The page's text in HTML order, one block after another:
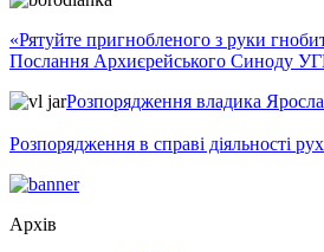
«Рятуйте пригнобленого з руки
Послання Архиєрейського Синоду
Розпорядження владика
Розпорядження в справі діяльності
Архів